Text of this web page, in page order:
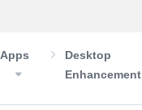
Apps
Desktop
Enhancement